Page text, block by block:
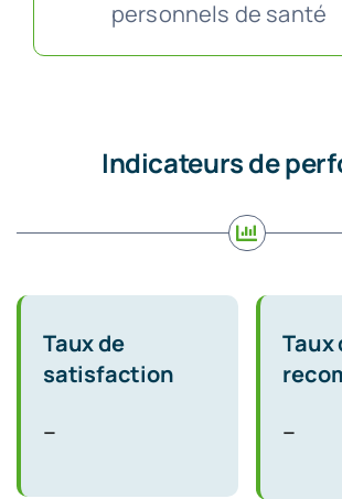
personnels de santé
Indicateurs de
Taux de
satisfaction
–
Taux
–